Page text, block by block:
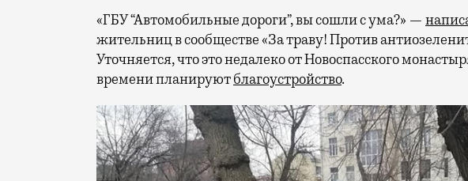
«ГБУ “Автомобильные дороги”, вы сошли с ума?» —
жительниц в сообществе «За траву! Против
Уточняется, что это недалеко от Новоспасского
времени планируютблагоустройство.